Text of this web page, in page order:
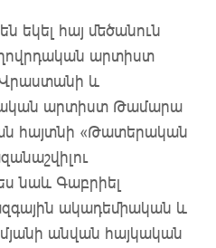
եկել հայ մեծանուն
արտիստ
Վրաստանի և
արտիստ Թամարա
հայտնի «Թատերական
նաև Գաբրիել
ակադեմիական և
անվան հայկական